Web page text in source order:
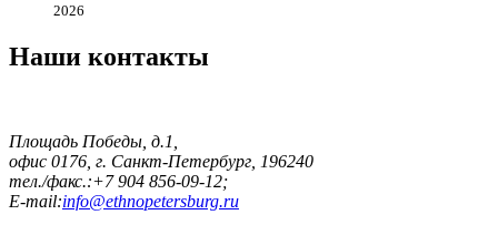
2026
Наши контакты
Площадь Победы, д.1,
офис 0176, г. Санкт-Петербург, 196240
тел./факс.:+7 904 856-09-12;
E-mail:info@ethnopetersburg.ru